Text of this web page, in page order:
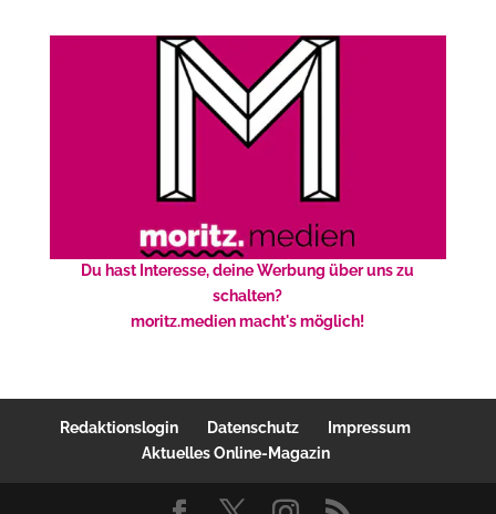
Du hast Interesse, deine Werbung über uns zu
schalten?
moritz.medien macht's möglich!
Redaktionslogin Datenschutz
Impressum
Aktuelles Online-Magazin